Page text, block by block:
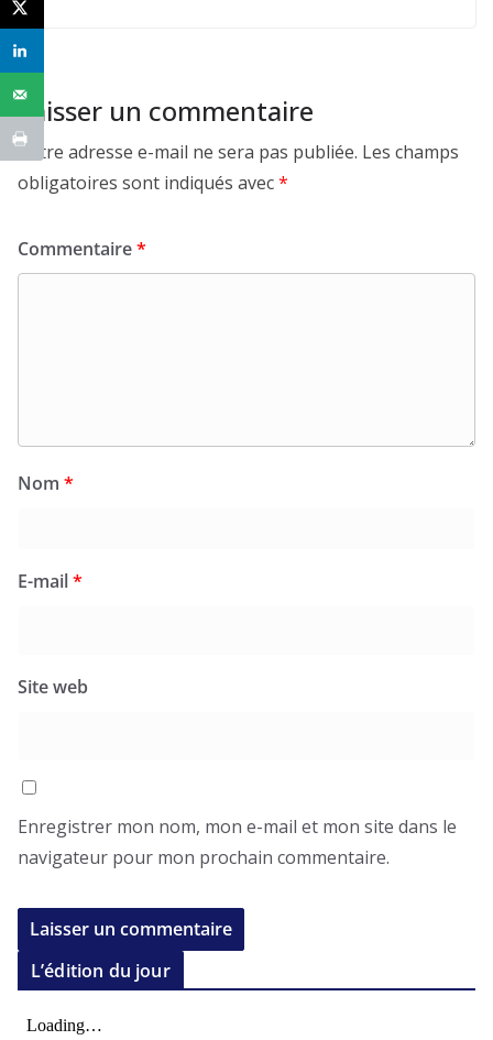
Laisser un commentaire
Votre adresse e-mail ne sera pas publiée. Les champs
obligatoires sont indiqués avec*
Commentaire*
Nom *
E-mail*
Site web
Enregistrer mon nom, mon e-mail et mon site dans le
navigateur pour mon prochain commentaire.
L’édition du jour